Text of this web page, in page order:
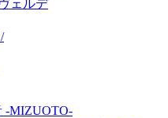
ェルデ
-MIZUOTO-